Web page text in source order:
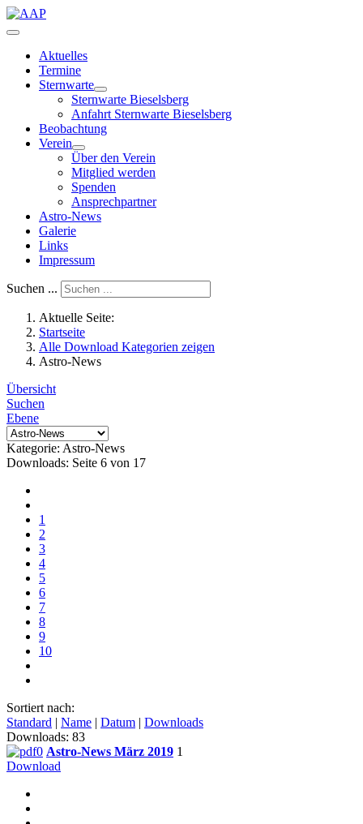
Aktuelles
Termine
Sternwarte
Sternwarte Bieselsberg
Anfahrt Sternwarte Bieselsberg
Beobachtung
Verein
Über den Verein
Mitglied werden
Spenden
Ansprechpartner
Astro-News
Galerie
Links
Impressum
Suchen ...
Aktuelle Seite:
Startseite
Alle Download Kategorien zeigen
Astro-News
Übersicht
Suchen
Ebene
Kategorie: Astro-News
Downloads: Seite 6 von 17
1
2
3
4
5
6
7
8
9
10
Sortiert nach:
Standard | Name | Datum | Downloads
Downloads: 83
Astro-News März 2019 1
Download